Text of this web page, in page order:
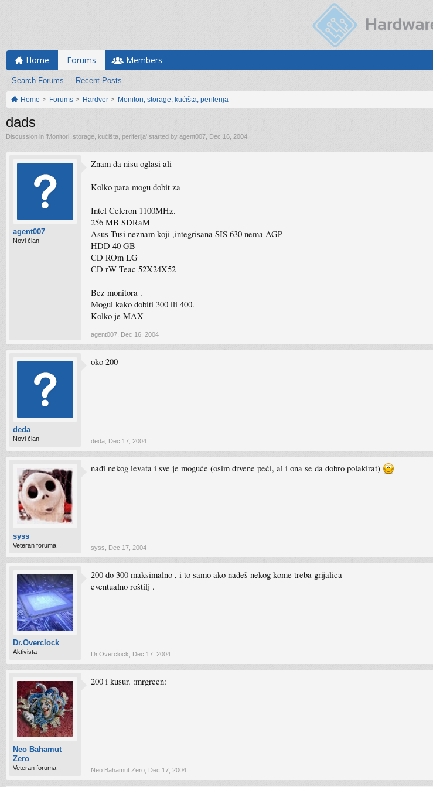
Home Forums
Search Forums Recent Posts
Members
Home Forums Hardver Monitori, storage, kućišta, periferija
dads
Discussion in 'Monitori, storage, kućišta, periferija' started by agent007 Dec 16, 2004
agent007
Novi član
Znam da nisu oglasi ali
Kolko para mogu dobit za
Intel Celeron 1100MHz.
256 MB SDRaM
Asus Tusi neznam koji ,integrisana SIS 630 nema AGP
HDD 40 GB
CD ROm LG
CD rW Teac 52X24X52
Bez monitora .
Mogul kako dobiti 300 ili 400.
Kolko je MAX
agent007 Dec 16, 2004
deda
Novi član
oko 200
deda Dec 17, 2004
syss
Veteran foruma
nađi nekog levata i sve je moguće (osim drvene peći, al i ona se da dobro polakirat)
syss Dec 17, 2004
Dr.Overclock
Aktivista
200 do 300 maksimalno , i to samo ako nađeš nekog kome treba grijalica
eventualno roštilj .
Dr.Overclock Dec 17, 2004
Neo Bahamut
Zero
Veteran foruma
200 i kusur. :mrgreen:
Neo Bahamut Zero Dec 17, 2004